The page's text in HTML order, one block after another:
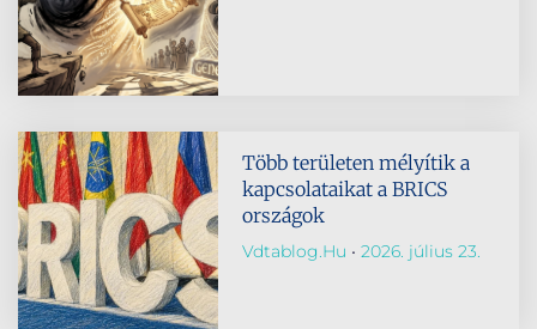
Több területen mélyítik a
kapcsolataikat a BRICS
országok
Vdtablog.hu 2026. július 23.